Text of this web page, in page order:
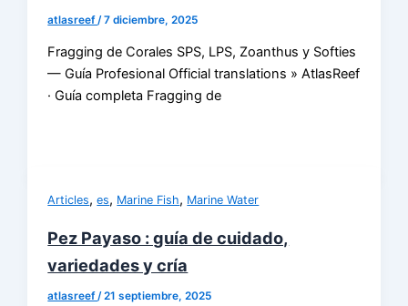
atlasreef/7 diciembre, 2025
Fragging de Corales SPS, LPS, Zoanthus y Softies
— Guía Profesional Official translations » AtlasReef
· Guía completa Fragging de
Articles,es, Marine Fish, Marine Water
Pez Payaso : guía de cuidado,
variedades y cría
atlasreef/21 septiembre, 2025